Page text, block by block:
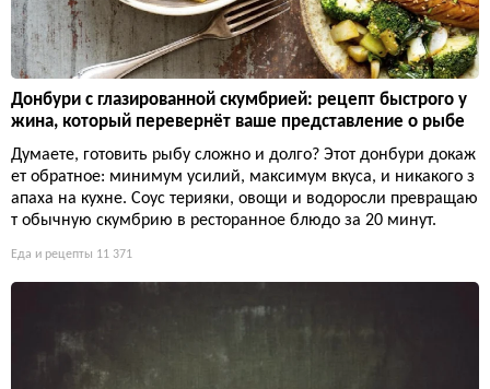
Донбури с глазированной скумбрией: рецепт быстрого у
жина, который перевернёт ваше представление о рыбе
Думаете, готовить рыбу сложно и долго? Этот донбури докаж
ет обратное: минимум усилий, максимум вкуса, и никакого з
апаха на кухне. Соус терияки, овощи и водоросли превращаю
т обычную скумбрию в ресторанное блюдо за 20 минут.
Еда и рецепты 11 371